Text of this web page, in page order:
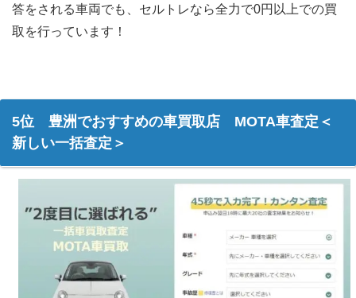
答をされる車両でも、セルトレなら全力で0円以上での買
取を行っています！
5位 豊洲でおすすめの車買取店 MOTA車査定＜
新しい一括査定＞